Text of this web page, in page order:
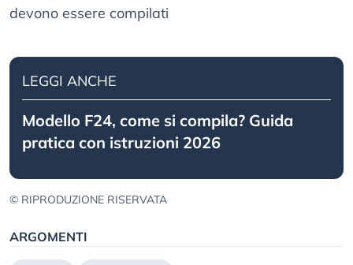
devono essere compilati
LEGGI ANCHE
Modello F24, come si compila? Guida
pratica con istruzioni 2026
© RIPRODUZIONE RISERVATA
ARGOMENTI